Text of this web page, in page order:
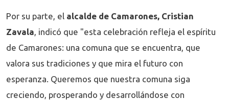
Por su parte, el alcalde de Camarones, Cristian
Zavala , indicó que "esta celebración refleja el espíritu
de Camarones: una comuna que se encuentra, que
valora sus tradiciones y que mira el futuro con
esperanza. Queremos que nuestra comuna siga
creciendo, prosperando y desarrollándose con